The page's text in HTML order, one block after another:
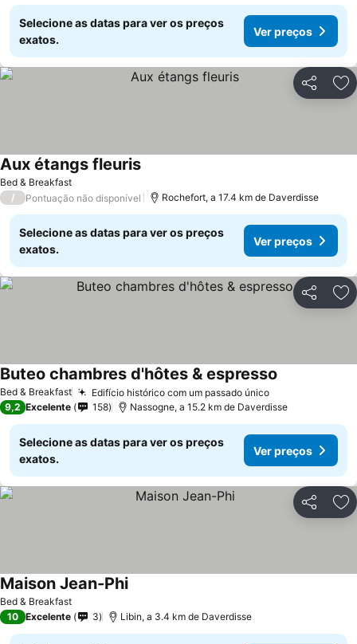
Selecione as datas para ver os preços
exatos.
Ver preços
Partilhar
Bed & Breakfast
Aux étangs fleurisVer preços
/ Pontuação não disponível Rochefort, a 17.4 km de Daverdisse
Selecione as datas para ver os preços
exatos.
Ver preços
Partilhar
Bed & Breakfast Edifício histórico com um passado únicoVer preços
Buteo chambres d'hôtes & espresso
9,2 Excelente 158 Nassogne, a 15.2 km de Daverdisse
Selecione as datas para ver os preços
exatos.
Ver preços
Partilhar
Bed & Breakfast
Maison Jean-PhiVer preços
10 Excelente 3 Libin, a 3.4 km de Daverdisse